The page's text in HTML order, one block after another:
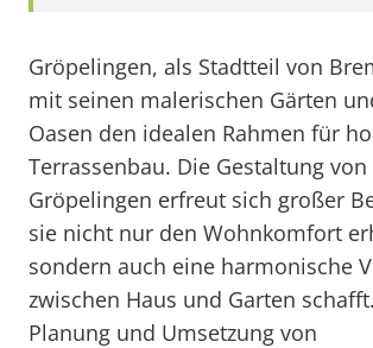
Gröpelingen, als Stadtteil von
mit seinen malerischen Gärten
Oasen den idealen Rahmen für
Terrassenbau. Die Gestaltung
Gröpelingen erfreut sich großer
sie nicht nur den Wohnkomfort
sondern auch eine harmonische
zwischen Haus und Garten
Planung und Umsetzung von